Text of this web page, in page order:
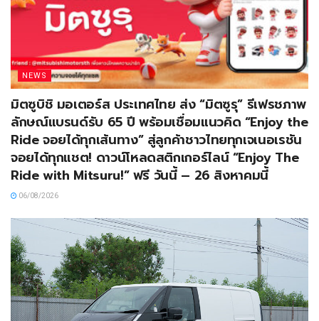
NEWS
มิตซูบิชิ มอเตอร์ส ประเทศไทย ส่ง “มิตซูรุ” รีเฟรชภาพ
ลักษณ์แบรนด์รับ 65 ปี พร้อมเชื่อมแนวคิด “Enjoy the
Ride จอยได้ทุกเส้นทาง” สู่ลูกค้าชาวไทยทุกเจเนอเรชัน
จอยได้ทุกแชต! ดาวน์โหลดสติกเกอร์ไลน์ “Enjoy The
Ride with Mitsuru!” ฟรี วันนี้ – 26 สิงหาคมนี้
06/08/2026